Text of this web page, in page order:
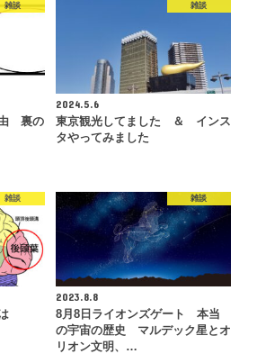
雑談
裏の
雑談
2024.5.6
東京観光してました ＆ インス
タやってみました
雑談 雑談
2023.8.8
8月8日ライオンズゲート 本当
の宇宙の歴史 マルデック星とオ
リオン文明、…